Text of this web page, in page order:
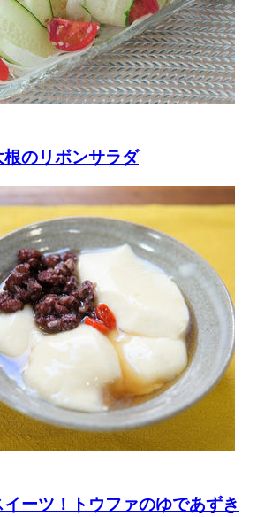
根のリボンサラダ
ーツ！トウファのゆであずき